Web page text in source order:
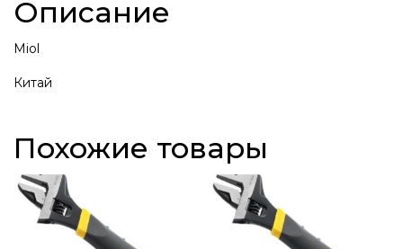
Описание
Miol
Китай
Похожие товары